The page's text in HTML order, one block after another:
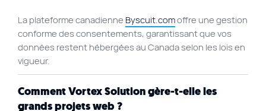
La plateforme canadienne Byscuit.comoffre une gestion
conforme des consentements, garantissant que vos
données restent hébergées au Canada selon les lois en
vigueur.
Comment Vortex Solution gère-t-elle les
grands projets web ?